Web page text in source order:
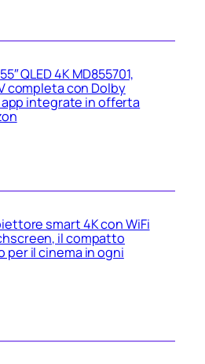
QLED 4K MD855701,
completa con Dolby
app integrate in offerta
smart 4K con WiFi
il compatto
per il cinema in ogni